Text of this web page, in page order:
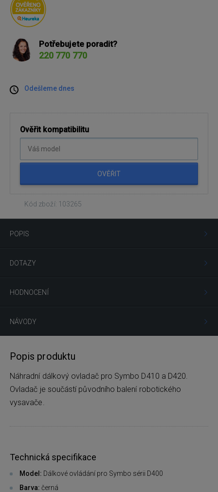
Potřebujete poradit?
220 770 770
Odešleme dnes
Ověřit kompatibilitu
OVĚŘIT
Kód zboží: 103265
POPIS
DOTAZY
HODNOCENÍ
NÁVODY
Popis produktu
Náhradní dálkový ovladač pro Symbo D410 a D420.
Ovladač je součástí původního balení robotického
vysavače.
Technická specifikace
Model: Dálkové ovládání pro Symbo sérii D400
Barva: černá